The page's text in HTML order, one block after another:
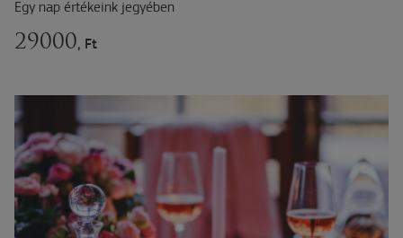
Egy nap értékeink jegyében
29000, Ft